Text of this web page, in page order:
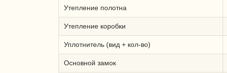
Утепление полотна
Утепление коробки
Уплотнитель (вид + кол-во)
Основной замок